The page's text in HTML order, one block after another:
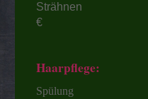
€
Haarpflege: